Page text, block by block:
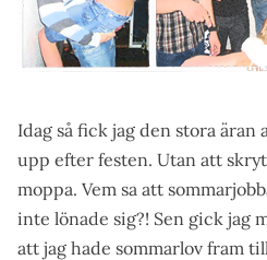
Idag så fick jag den stora äran
upp efter festen. Utan att
moppa. Vem sa att
inte lönade sig?! Sen gick jag
att jag hade sommarlov fram